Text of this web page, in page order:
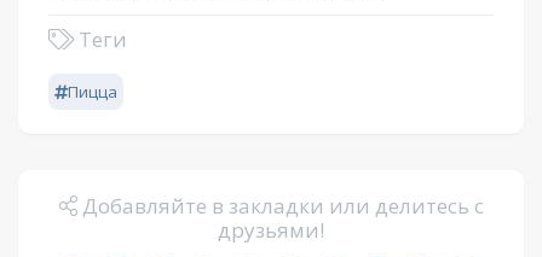
Теги
Пицца
Добавляйте в закладки или делитесь с
друзьями!